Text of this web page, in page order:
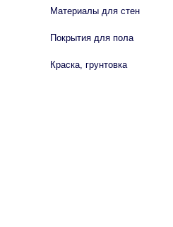
Материалы для стен
Покрытия для пола
Краска, грунтовка